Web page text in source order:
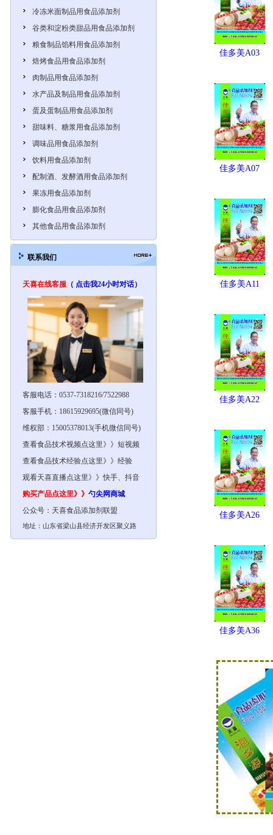
冷冻米面制品用食品添加剂
谷类和淀粉类甜品用食品添加剂
粮食制品馅料用食品添加剂
焙烤食品用食品添加剂
肉制品用食品添加剂
水产品及制品用食品添加剂
蛋及蛋制品用食品添加剂
甜味料、糖浆用食品添加剂
调味品用食品添加剂
饮料用食品添加剂
配制酒、发酵酒用食品添加剂
果冻用食品添加剂
膨化食品用食品添加剂
其他食品用食品添加剂
联系我们
天喜在线客服 （ 点击我24小时对话）
客服电话：0537-7318216/7522988
客服手机：18615929695(微信同号)
维权部：15005378013(手机微信同号)
查看食品技术视频点这里》》短视频
查看食品技术经验点这里》》经验
观看天喜直播点这里》》快手、抖音
购买产品点这里》》 勺尖网商城
公众号： 天喜食品添加剂联盟
地址：山东省梁山县经济开发区聚义路
佳多美A03
佳多美A07
佳多美A11
佳多美A22
佳多美A26
佳多美A36